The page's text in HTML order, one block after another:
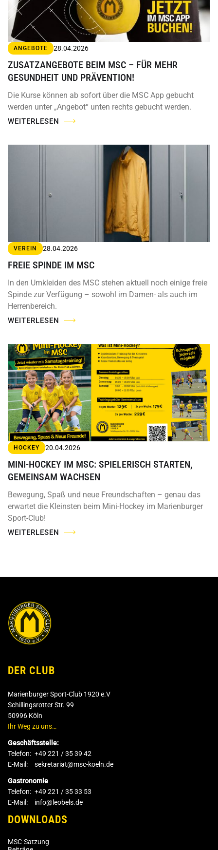
ANGEBOTE 28.04.2026
ZUSATZANGEBOTE BEIM MSC – FÜR MEHR
GESUNDHEIT UND PRÄVENTION!
Die Kurse können ab sofort über die MSC App gebucht
werden unter „Angebot“ unten rechts gebucht werden.
WEITERLESEN
VEREIN 28.04.2026
FREIE SPINDE IM MSC
In den Umkleiden des MSC stehen aktuell noch einige freie
Spinde zur Verfügung – sowohl im Damen- als auch im
Herrenbereich.
WEITERLESEN
HOCKEY 20.04.2026
MINI-HOCKEY IM MSC: SPIELERISCH STARTEN,
GEMEINSAM WACHSEN
Bewegung, Spaß und neue Freundschaften – genau das
erwartet die Kleinsten beim Mini-Hockey im Marienburger
Sport-Club!
WEITERLESEN
DER CLUB
Marienburger Sport-Club 1920 e.V
Schillingsrotter Str. 99
50996 Köln
Ihr Weg zu uns…
Geschäftsstelle:
Telefon: +49 221 / 35 39 42
E-Mail:
sekretariat@msc-koeln.de
Gastronomie
Telefon: +49 221 / 35 33 53
E-Mail:
info@leobels.de
DOWNLOADS
MSC-Satzung